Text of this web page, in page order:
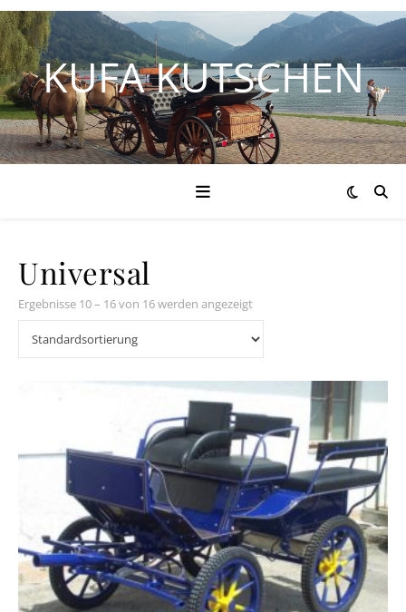
KUFA KUTSCHEN
Universal
Ergebnisse 10 – 16 von 16 werden angezeigt